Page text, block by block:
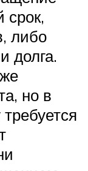
срок,
либо
долга.
но в